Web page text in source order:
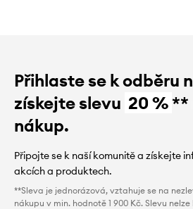
Přihlaste se k odběru
získejte slevu 20 %**
nákup.
Připojte se k naší komunitě a získejte
akcích a produktech.
**Sleva je jednorázová, vztahuje se na
nákupu v min. hodnotě 1 900 Kč. Slevu